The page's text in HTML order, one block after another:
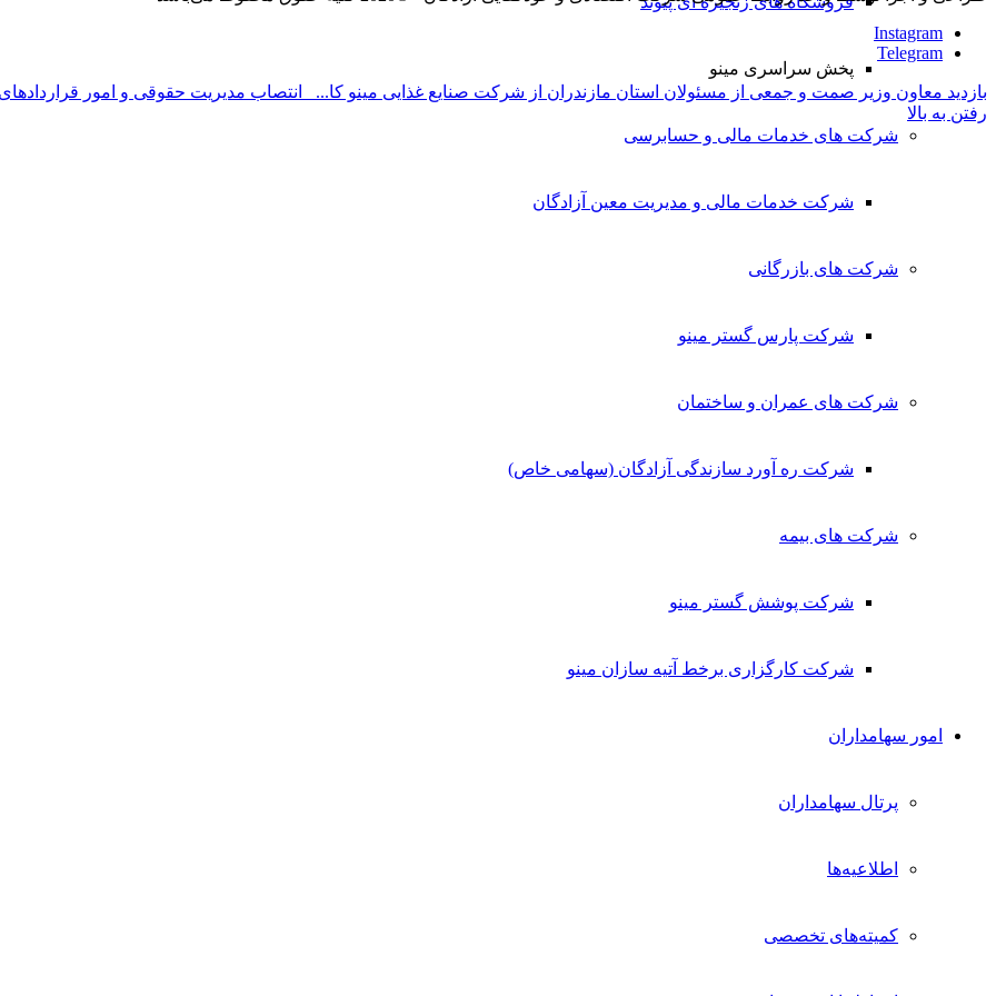
پخش سراسری مینو
شرکت های خدمات مالی و حسابرسی
شرکت خدمات مالی و مدیریت معین آزادگان
شرکت های بازرگانی
شرکت پارس گستر مینو
شرکت های عمران و ساختمان
شرکت ره آورد سازندگی آزادگان (سهامی خاص)
شرکت های بیمه
شرکت پوشش گستر مینو
شرکت کارگزاری برخط آتیه سازان مینو
امور سهامداران
پرتال سهامداران
اطلاعیه‌ها
کمیته‌های تخصصی
Instagram
Telegram
بازدید معاون وزیر صمت و جمعی از مسئولان استان مازندران از شرکت صنایع غذایی مینو کا...
انتصاب مدیریت حقوقی و امور
رفتن به بالا